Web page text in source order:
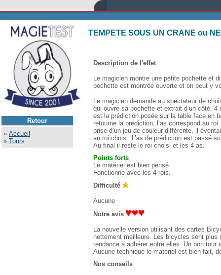
Retour
» Accueil
» Tours
TEMPETE SOUS UN CRANE ou
Description de l'effet
Le magicien montre une petite pochette et
pochette est montrée ouverte et on peut y
Le magicien demande au spectateur de
qui ouvre sa pochette et extrait d’un côté,
est la prédiction posée sur la table face en
retourne la prédiction, l’as correspond au
prise d’un jeu de couleur différente, il
au roi choisi. L’as de prédiction est passé
Au final il reste le roi choisi et les 4 as.
Points forts
Le matériel est bien pensé.
Fonctionne avec les 4 rois.
Difficulté
Aucune
Notre avis
La nouvelle version utilisant des cartes
nettement meilleure. Les bicycles sont
tendance à adhérer entre elles. Un bon
Aucune technique le matériel est bien fait,
Nos conseils